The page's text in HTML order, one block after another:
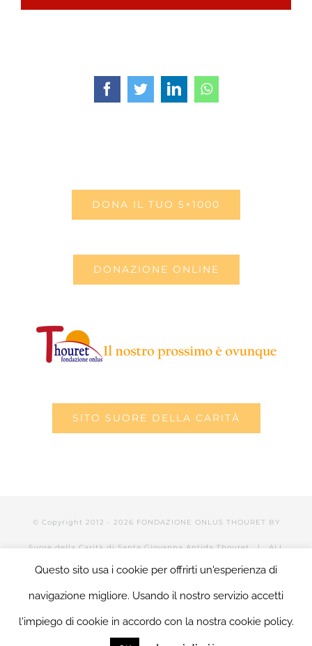
FacebookTwitterLinkedInWhatsApp
DONA IL TUO 5×1000
DONAZIONE ONLINE
SITO SUORE DELLA CARITÀ
© Copyright 2012 - 2026 FONDAZIONE ONLUS THOURET BY
Suore della Carità di Santa Giovanna Antida Thouret | ALL
RIGHTS RESERVED | POWERED BY Valerio Mattia |LOGIN
Facebook Tumblr Email
Questo sito usa i cookie per offrirti un'esperienza di
navigazione migliore. Usando il nostro servizio accetti
l'impiego di cookie in accordo con la nostra cookie policy.